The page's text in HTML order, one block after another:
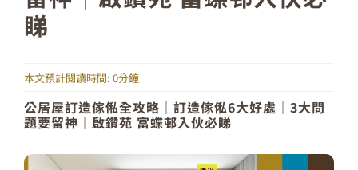
睇
本文預計閱讀時間: 0分鐘
公居屋訂造傢俬全攻略｜訂造傢俬6大好處｜3大問
題要留神｜啟鑽苑 富蝶邨入伙必睇